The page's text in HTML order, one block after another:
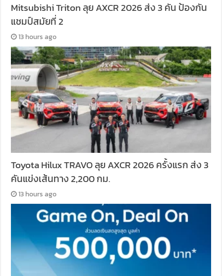
Mitsubishi Triton ลุย AXCR 2026 ส่ง 3 คัน ป้องกัน
แชมป์สมัยที่ 2
13 hours ago
Toyota Hilux TRAVO ลุย AXCR 2026 ครั้งแรก ส่ง 3
คันแข่งเส้นทาง 2,200 กม.
13 hours ago